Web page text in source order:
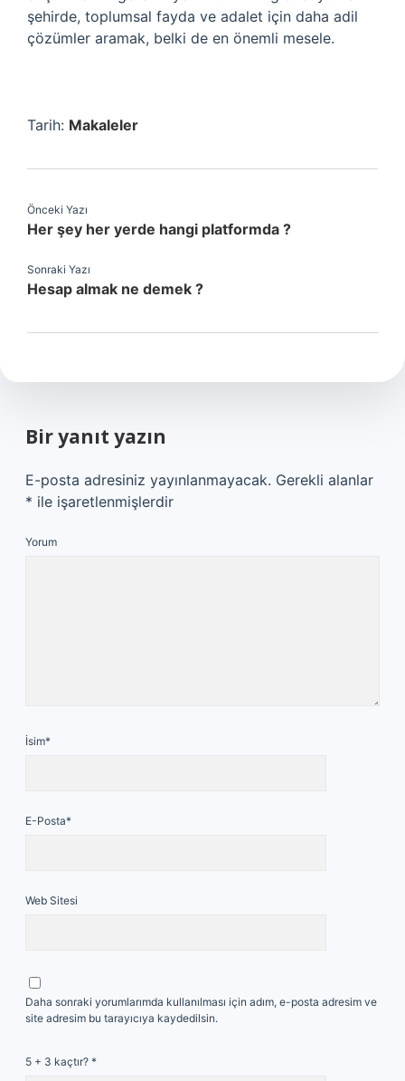
şehirde, toplumsal fayda ve adalet için daha adil
çözümler aramak, belki de en önemli mesele.
Tarih: Makaleler
Önceki Yazı
Her şey her yerde hangi platformda ?
Sonraki Yazı
Hesap almak ne demek ?
Bir yanıt yazın
E-posta adresiniz yayınlanmayacak. Gerekli alanlar
* ile işaretlenmişlerdir
Yorum
İsim*
E-Posta*
Web Sitesi
Daha sonraki yorumlarımda kullanılması için adım, e-posta adresim ve
site adresim bu tarayıcıya kaydedilsin.
5 + 3 kaçtır? *